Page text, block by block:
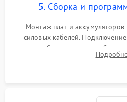
5. Сборка и
Монтаж плат и
силовых кабелей.
калибровки констант
срабатывания AVR и сброса